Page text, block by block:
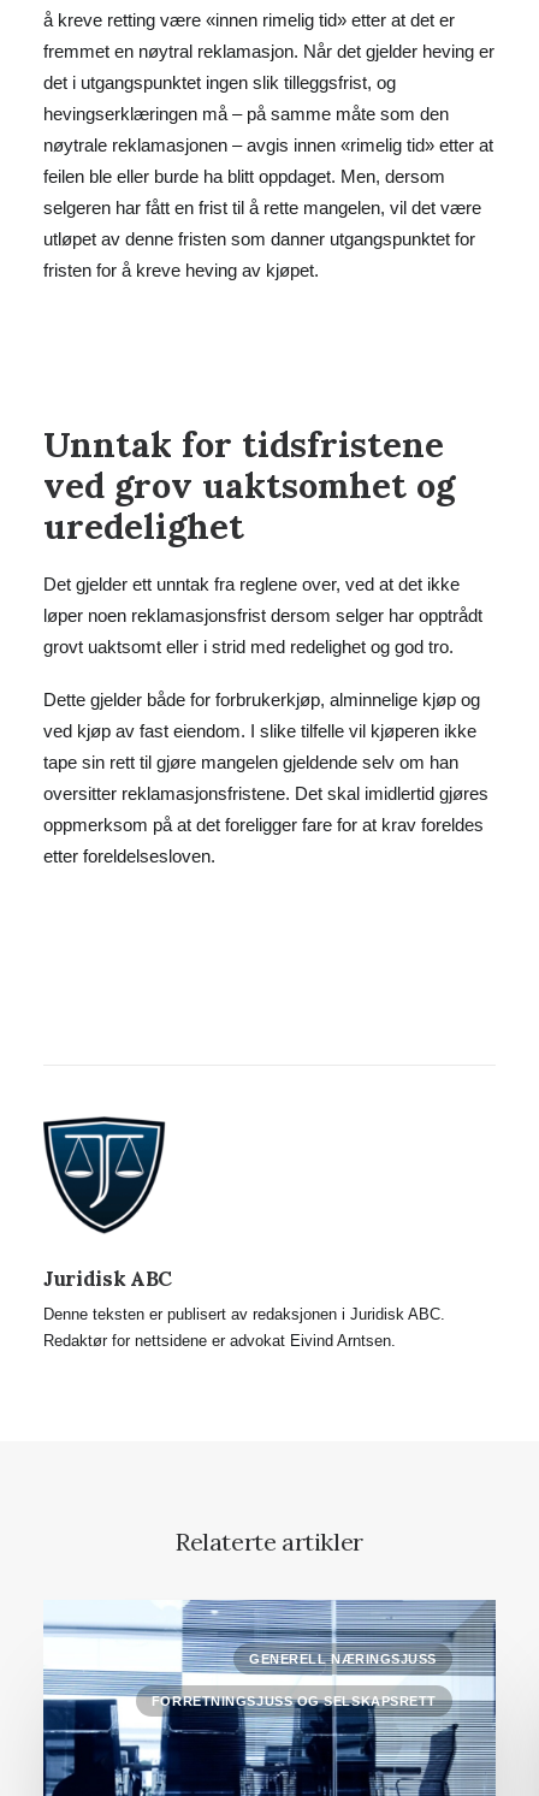
å kreve retting være «innen rimelig tid» etter at det er
fremmet en nøytral reklamasjon. Når det gjelder heving er
det i utgangspunktet ingen slik tilleggsfrist, og
hevingserklæringen må – på samme måte som den
nøytrale reklamasjonen – avgis innen «rimelig tid» etter at
feilen ble eller burde ha blitt oppdaget. Men, dersom
selgeren har fått en frist til å rette mangelen, vil det være
utløpet av denne fristen som danner utgangspunktet for
fristen for å kreve heving av kjøpet.
Unntak for tidsfristene
ved grov uaktsomhet og
uredelighet
Det gjelder ett unntak fra reglene over, ved at det ikke
løper noen reklamasjonsfrist dersom selger har opptrådt
grovt uaktsomt eller i strid med redelighet og god tro.
Dette gjelder både for forbrukerkjøp, alminnelige kjøp og
ved kjøp av fast eiendom. I slike tilfelle vil kjøperen ikke
tape sin rett til gjøre mangelen gjeldende selv om han
oversitter reklamasjonsfristene. Det skal imidlertid gjøres
oppmerksom på at det foreligger fare for at krav foreldes
etter foreldelsesloven.
Juridisk ABC
Denne teksten er publisert av redaksjonen i Juridisk ABC.
Redaktør for nettsidene er advokat Eivind Arntsen.
Relaterte artikler
GENERELL NÆRINGSJUSS
FORRETNINGSJUSS OG SELSKAPSRETT